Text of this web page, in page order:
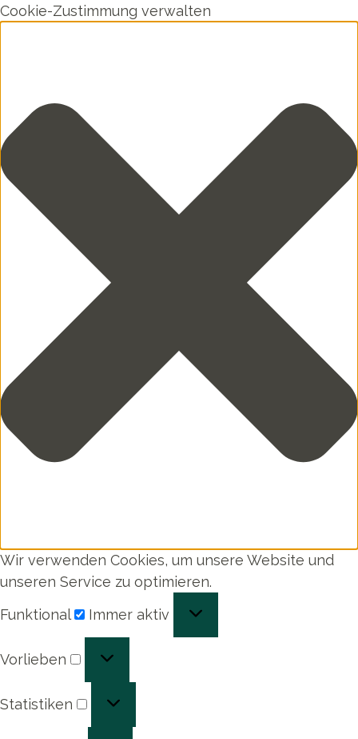
Cookie-Zustimmung verwalten
Wir verwenden Cookies, um unsere Website und
unseren Service zu optimieren.
Funktional
Immer aktiv
Vorlieben
Statistiken